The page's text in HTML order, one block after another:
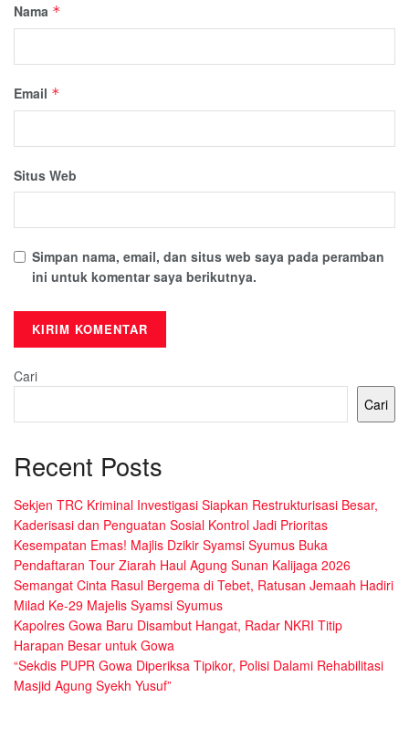
Nama *
Email *
Situs Web
Simpan nama, email, dan situs web saya pada peramban
ini untuk komentar saya berikutnya.
Cari
Cari
Recent Posts
Sekjen TRC Kriminal Investigasi Siapkan Restrukturisasi Besar,
Kaderisasi dan Penguatan Sosial Kontrol Jadi Prioritas
Kesempatan Emas! Majlis Dzikir Syamsi Syumus Buka
Pendaftaran Tour Ziarah Haul Agung Sunan Kalijaga 2026
Semangat Cinta Rasul Bergema di Tebet, Ratusan Jemaah Hadiri
Milad Ke-29 Majelis Syamsi Syumus
Kapolres Gowa Baru Disambut Hangat, Radar NKRI Titip
Harapan Besar untuk Gowa
“Sekdis PUPR Gowa Diperiksa Tipikor, Polisi Dalami Rehabilitasi
Masjid Agung Syekh Yusuf”